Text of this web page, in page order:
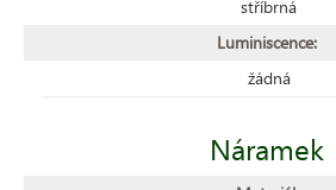
stříbrná
Luminiscence:
žádná
Náramek